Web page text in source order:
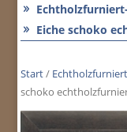
Eiche schoko
Start/
schoko